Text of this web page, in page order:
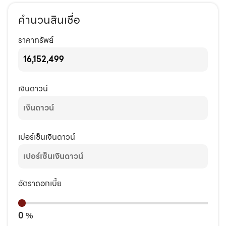
คำนวนสินเชื่อ
ราคาทรัพย์
เงินดาวน์
เปอร์เซ็นเงินดาวน์
อัตราดอกเบี้ย
0 %